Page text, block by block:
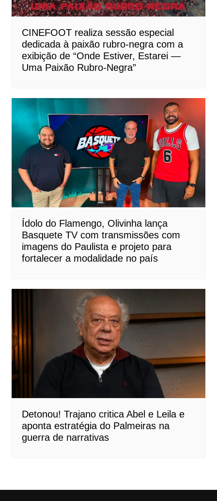
CINEFOOT realiza sessão especial
dedicada à paixão rubro-negra com a
exibição de “Onde Estiver, Estarei —
Uma Paixão Rubro-Negra”
Ídolo do Flamengo, Olivinha lança
Basquete TV com transmissões com
imagens do Paulista e projeto para
fortalecer a modalidade no país
Detonou! Trajano critica Abel e Leila e
aponta estratégia do Palmeiras na
guerra de narrativas